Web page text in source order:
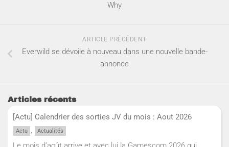
Why
ARTICLE PRÉCÉDENT
Everwild se dévoile à nouveau dans une nouvelle bande-
annonce
Articles récents
[Actu] Calendrier des sorties JV du mois : Aout 2026
Actu , Actualités